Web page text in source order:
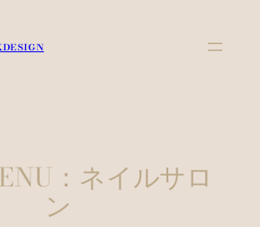
：ネイルサロ
ン